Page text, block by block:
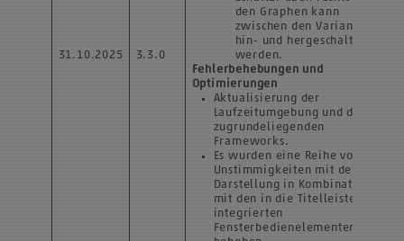
31.10.2025 3.3.0
den Graphen kann
zwischen den Varianten
hin- und hergeschaltet
werden.
Fehlerbehebungen und
Optimierungen
Aktualisierung der
Laufzeitumgebung und des
zugrundeliegenden
Frameworks.
Es wurden eine Reihe von
Unstimmigkeiten mit der
Darstellung in Kombination
mit den in die Titelleiste
integrierten
Fensterbedienelementen